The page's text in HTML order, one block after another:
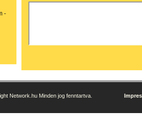
-
Network.hu Minden jog fenntartva.